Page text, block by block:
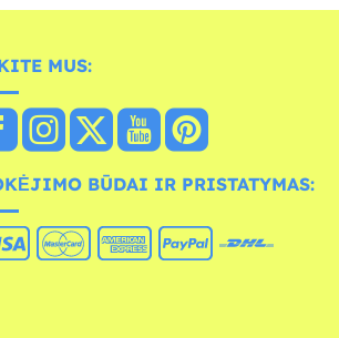
MUS:
BŪDAI IR PRISTATYMAS: